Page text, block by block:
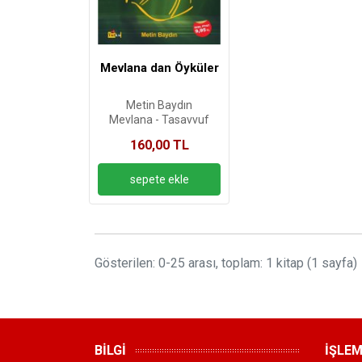
Mevlana dan Öyküler
Metin Baydın
Mevlana - Tasavvuf
160,00 TL
Gösterilen: 0-25 arası, toplam: 1 kitap (1 sayfa)
BİLGİ